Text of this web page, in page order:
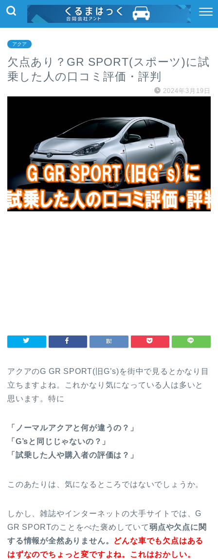
アクア
欠点あり？GR SPORT(スポーツ)に試
乗した人の口コミ評価・評判
2024年3月19日
アクアのG GR SPORT(旧G’s)を街中で見るとかなり目
立ちますよね。これかなり気になっている人は多いと
思います。特に
「ノーマルアクアと何が違うの？」
「G’sと同じじゃないの？」
「試乗した人や購入者の評価は？」
このあたりは、気になるところではないでしょうか。
しかし、雑誌やインターネットの大手サイトでは、G
GR SPORTのことをべた褒めしていて弱点や欠点に関
する情報が全然ありません。 どんな車でも欠点はある
はずなのでちょっと変ですよね。これはおかしい。